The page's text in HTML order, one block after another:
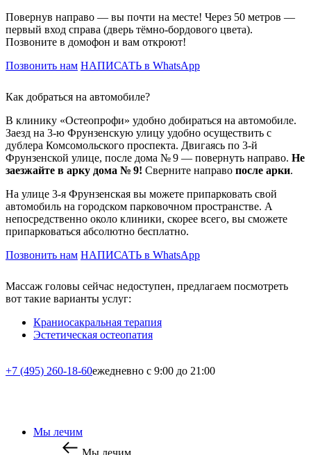
Повернув направо — вы почти на месте! Через 50 метров —
первый вход справа (дверь тёмно-бордового цвета).
Позвоните в домофон и вам откроют!
Позвонить нам НАПИСАТЬ в WhatsApp
Как добраться на автомобиле?
В клинику «Остеопрофи» удобно добираться на автомобиле.
Заезд на 3-ю Фрунзенскую улицу удобно осуществить с
дублера Комсомольского проспекта. Двигаясь по 3-й
Фрунзенской улице, после дома № 9 — повернуть направо. Не
заезжайте в арку дома № 9! Сверните направо после арки.
На улице 3-я Фрунзенская вы можете припарковать свой
автомобиль на городском парковочном пространстве. А
непосредственно около клиники, скорее всего, вы сможете
припарковаться абсолютно бесплатно.
Позвонить нам НАПИСАТЬ в WhatsApp
Массаж головы сейчас недоступен, предлагаем посмотреть
вот такие варианты услуг:
Краниосакральная терапия
Эстетическая остеопатия
+7 (495) 260-18-60ежедневно с 9:00 до 21:00
Мы лечим
Мы лечим